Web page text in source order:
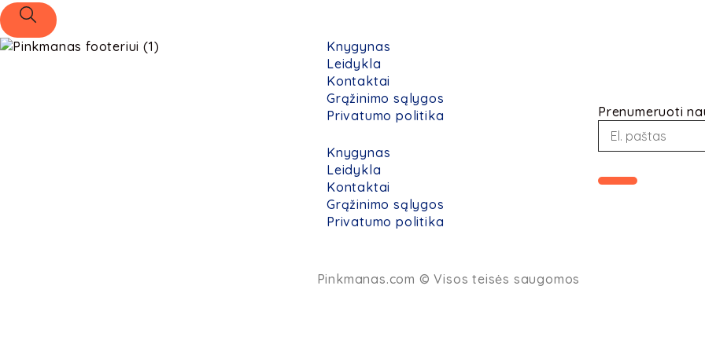
Knygynas
Leidykla
Kontaktai
Grąžinimo sąlygos
Privatumo politika
Knygynas
Leidykla
Kontaktai
Grąžinimo sąlygos
Privatumo politika
Prenumeruoti
Pinkmanas.com © Visos teisės saugomos